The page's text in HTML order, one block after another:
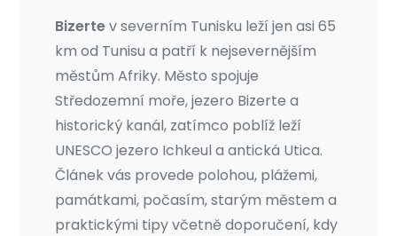
Bizertev severním Tunisku leží jen asi 65
km od Tunisu a patří k nejsevernějším
městům Afriky. Město spojuje
Středozemní moře, jezero Bizerte a
historický kanál, zatímco poblíž leží
UNESCO jezero Ichkeul a antická Utica.
Článek vás provede polohou, plážemi,
památkami, počasím, starým městem a
praktickými tipy včetně doporučení, kdy